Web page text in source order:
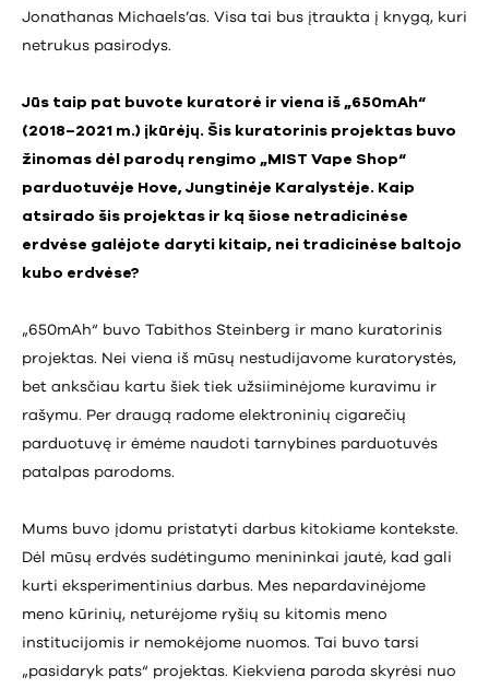
Jonathanas Michaels’as. Visa tai bus įtraukta į knygą, kuri
netrukus pasirodys.
Jūs taip pat buvote kuratorė ir viena iš „650mAh“
(2018–2021 m.) įkūrėjų. Šis kuratorinis projektas buvo
žinomas dėl parodų rengimo „MIST Vape Shop“
parduotuvėje Hove, Jungtinėje Karalystėje. Kaip
atsirado šis projektas ir ką šiose netradicinėse
erdvėse galėjote daryti kitaip, nei tradicinėse baltojo
kubo erdvėse?
„650mAh“ buvo Tabithos Steinberg ir mano kuratorinis
projektas. Nei viena iš mūsų nestudijavome kuratorystės,
bet anksčiau kartu šiek tiek užsiiminėjome kuravimu ir
rašymu. Per draugą radome elektroninių cigarečių
parduotuvę ir ėmėme naudoti tarnybines parduotuvės
patalpas parodoms.
Mums buvo įdomu pristatyti darbus kitokiame kontekste.
Dėl mūsų erdvės sudėtingumo menininkai jautė, kad gali
kurti eksperimentinius darbus. Mes nepardavinėjome
meno kūrinių, neturėjome ryšių su kitomis meno
institucijomis ir nemokėjome nuomos. Tai buvo tarsi
„pasidaryk pats“ projektas. Kiekviena paroda skyrėsi nuo